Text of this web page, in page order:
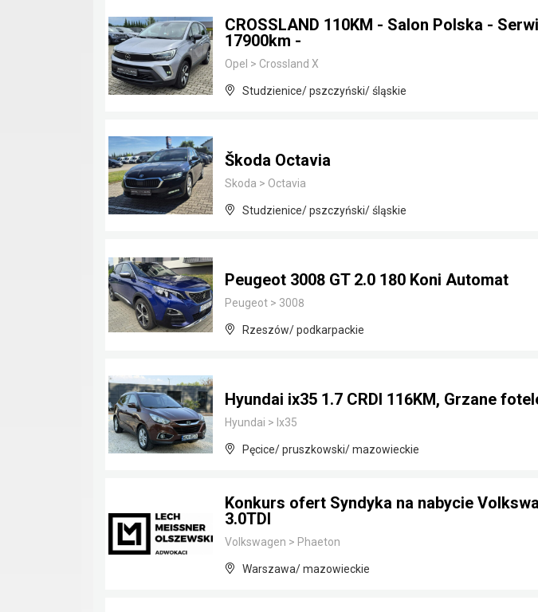
CROSSLAND 110KM - Salon Polska -
17900km -
Opel > Crossland X
Studzienice/ pszczyński/ śląskie
Škoda Octavia
Skoda > Octavia
Studzienice/ pszczyński/ śląskie
Peugeot 3008 GT 2.0 180 Koni Automat
Peugeot > 3008
Rzeszów/ podkarpackie
Hyundai ix35 1.7 CRDI 116KM, Grzane
Hyundai > Ix35
Pęcice/ pruszkowski/ mazowieckie
Konkurs ofert Syndyka na nabycie
3.0TDI
Volkswagen > Phaeton
Warszawa/ mazowieckie